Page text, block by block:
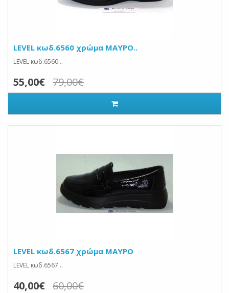
LEVEL κωδ.6560 χρώμα ΜΑΥΡΟ..
LEVEL κωδ.6560 ..
55,00€ 79,00€
LEVEL κωδ.6567 χρώμα ΜΑΥΡΟ
LEVEL κωδ.6567 ..
40,00€ 60,00€